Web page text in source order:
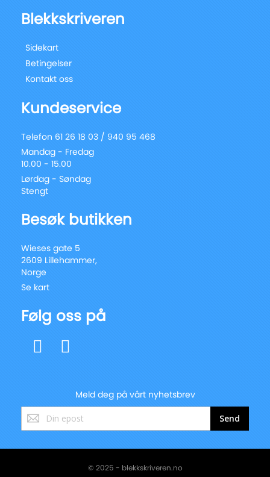
Blekkskriveren
Sidekart
Betingelser
Kontakt oss
Kundeservice
Telefon 61 26 18 03 / 940 95 468
Mandag - Fredag
10.00 - 15.00
Lørdag - Søndag
Stengt
Besøk butikken
Wieses gate 5
2609 Lillehammer,
Norge
Se kart
Følg oss på
Meld deg på vårt nyhetsbrev
Registrer
deg
vårt
Send
© 2025 - blekkskriveren.no